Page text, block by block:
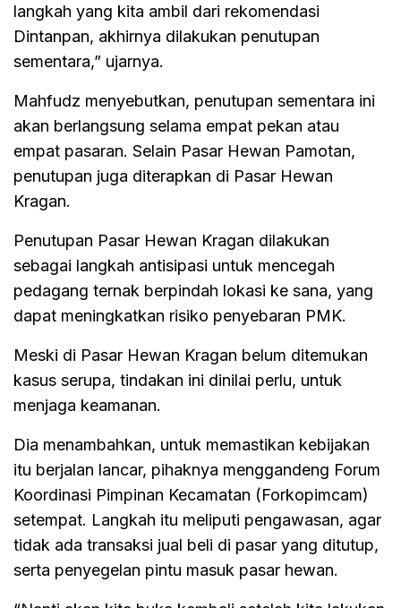
langkah yang kita ambil dari rekomendasi
Dintanpan, akhirnya dilakukan penutupan
sementara,” ujarnya.
Mahfudz menyebutkan, penutupan sementara ini
akan berlangsung selama empat pekan atau
empat pasaran. Selain Pasar Hewan Pamotan,
penutupan juga diterapkan di Pasar Hewan
Kragan.
Penutupan Pasar Hewan Kragan dilakukan
sebagai langkah antisipasi untuk mencegah
pedagang ternak berpindah lokasi ke sana, yang
dapat meningkatkan risiko penyebaran PMK.
Meski di Pasar Hewan Kragan belum ditemukan
kasus serupa, tindakan ini dinilai perlu, untuk
menjaga keamanan.
Dia menambahkan, untuk memastikan kebijakan
itu berjalan lancar, pihaknya menggandeng Forum
Koordinasi Pimpinan Kecamatan (Forkopimcam)
setempat. Langkah itu meliputi pengawasan, agar
tidak ada transaksi jual beli di pasar yang ditutup,
serta penyegelan pintu masuk pasar hewan.